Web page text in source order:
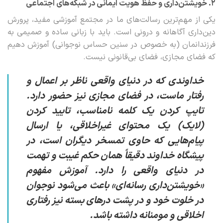
۲. خویشتن‌داری و حفظ هویت ایمانی در شبکه‌های اجتماعی
یکی از مهم‌ترین رسالت‌های ما در مجتمع آموزشی مفید، پرورش
دین‌داری آگاهانه و درونی است. باید با زبانی ساده و صمیمی به
فرزندانمان (به خصوص در سنین حساس نوجوانی) آموزش دهیم
که فضای مجازی، فضای بی‌قانونی نیست.
خداوندی که در دنیای واقعی ناظر بر اعمال و
رفتار ماست، در فضای مجازی نیز حضور دارد.
تایپ کردن یک کلمه نامناسب، تایید کردن
(لایک) یک محتوای غیراخلاقی، یا ارسال
پیام‌هایی که حاوی تمسخر دیگران است، در
پیشگاه خداوند دقیقاً همان حکم غیبت و تهمت
در دنیای واقعی را دارد. آموزش مفهوم
«خویشتن‌داری رسانه‌ای» باعث می‌شود نوجوان
در خلوت خود و در پشت درهای بسته نیز رفتاری
اخلاقی و مومنانه داشته باشد.